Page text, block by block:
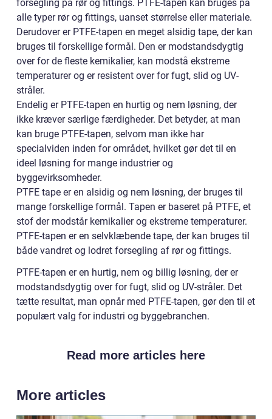
forsegling på rør og fittings. PTFE-tapen kan bruges på
alle typer rør og fittings, uanset størrelse eller materiale.
Derudover er PTFE-tapen en meget alsidig tape, der kan
bruges til forskellige formål. Den er modstandsdygtig
over for de fleste kemikalier, kan modstå ekstreme
temperaturer og er resistent over for fugt, slid og UV-
stråler.
Endelig er PTFE-tapen en hurtig og nem løsning, der
ikke kræver særlige færdigheder. Det betyder, at man
kan bruge PTFE-tapen, selvom man ikke har
specialviden inden for området, hvilket gør det til en
ideel løsning for mange industrier og
byggevirksomheder.
PTFE tape er en alsidig og nem løsning, der bruges til
mange forskellige formål. Tapen er baseret på PTFE, et
stof der modstår kemikalier og ekstreme temperaturer.
PTFE-tapen er en selvklæbende tape, der kan bruges til
både vandret og lodret forsegling af rør og fittings.
PTFE-tapen er en hurtig, nem og billig løsning, der er
modstandsdygtig over for fugt, slid og UV-stråler. Det
tætte resultat, man opnår med PTFE-tapen, gør den til et
populært valg for industri og byggebranchen.
Read more articles here
More articles